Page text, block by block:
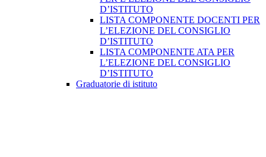
D’ISTITUTO
LISTA COMPONENTE DOCENTI PER
L’ELEZIONE DEL CONSIGLIO
D’ISTITUTO
LISTA COMPONENTE ATA PER
L’ELEZIONE DEL CONSIGLIO
D’ISTITUTO
Graduatorie di istituto